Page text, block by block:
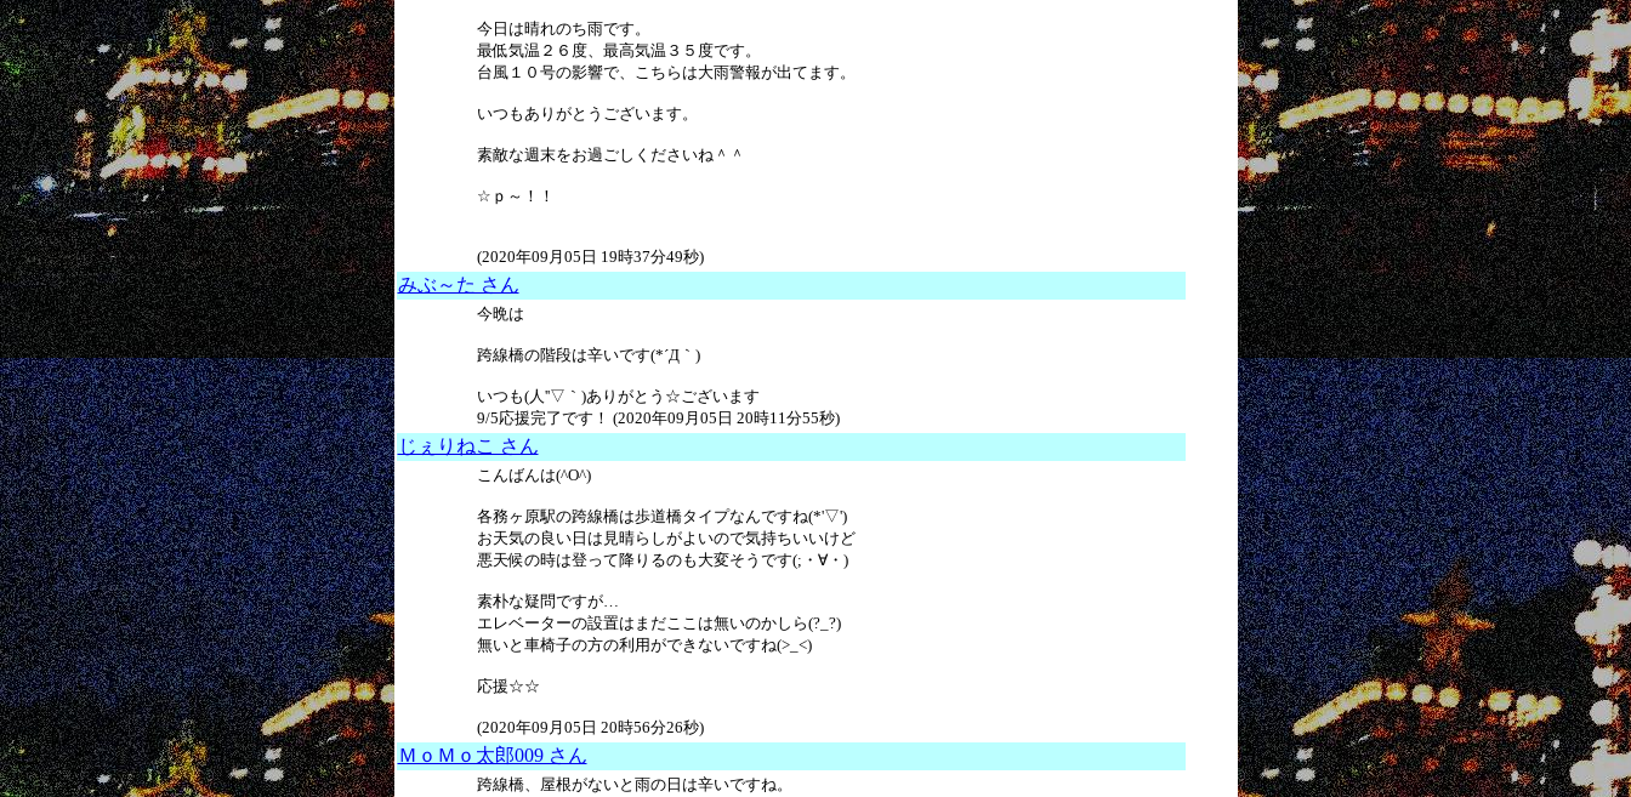
今日は晴れのち雨です。
最低気温２６度、最高気温３５度です。
台風１０号の影響で、こちらは大雨警報が出てます。
いつもありがとうございます。
素敵な週末をお過ごしくださいね＾＾
☆ｐ～！！
(2020年09月05日 19時37分49秒)
みぶ～た さん
今晩は
跨線橋の階段は辛いです(*´Д｀)
いつも(人''▽｀)ありがとう☆ございます
9/5応援完了です！ (2020年09月05日 20時11分55秒)
じぇりねこ さん
こんばんは(^O^)
各務ヶ原駅の跨線橋は歩道橋タイプなんですね(*'▽')
お天気の良い日は見晴らしがよいので気持ちいいけど
悪天候の時は登って降りるのも大変そうです(;・∀・)
素朴な疑問ですが…
エレベーターの設置はまだここは無いのかしら(?_?)
無いと車椅子の方の利用ができないですね(>_<)
応援☆☆
(2020年09月05日 20時56分26秒)
ＭｏＭｏ太郎009 さん
跨線橋、屋根がないと雨の日は辛いですね。